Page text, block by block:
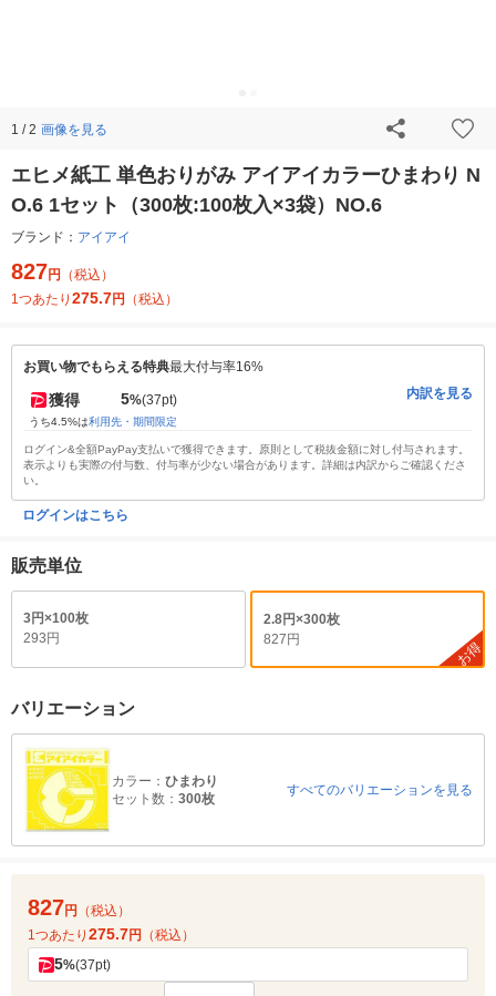
1 / 2 画像を見る
エヒメ紙工 単色おりがみ アイアイカラーひまわり N
O.6 1セット（300枚:100枚入×3袋）NO.6
ブランド： アイアイ
827円
（税込）
1つあたり 275.7円 （税込）
お買い物でもらえる特典最大付与率16%
獲得 5%(37pt)
うち4.5%は利用先・期間限定
内訳を見る
ログイン&全額PayPay支払いで獲得できます。原則として税抜金額に対し付与されます。
表示よりも実際の付与数、付与率が少ない場合があります。詳細は内訳からご確認くださ
い。
ログインはこちら
販売単位
3円×100枚
293円
2.8円×300枚
827円
お得
バリエーション
カラー： ひまわり
セット数： 300枚
すべてのバリエーションを見る
827円
（税込）
1つあたり 275.7円 （税込）
5%(37pt)